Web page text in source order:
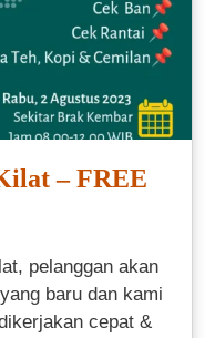
– FREE
pelanggan akan
baru dan kami
cepat &